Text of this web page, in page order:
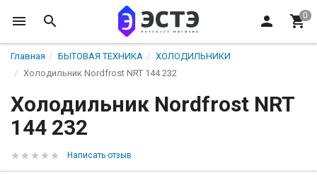
Главная БЫТОВАЯ ТЕХНИКА
ХОЛОДИЛЬНИКИ
Холодильник Nordfrost NRT 144 232
Холодильник Nordfrost NRT
144 232
Написать отзыв